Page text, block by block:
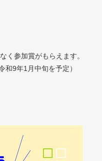
参加賞がもらえます。
9年1月中旬を予定）